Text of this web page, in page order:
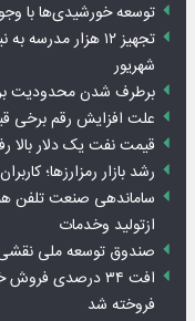
توسعه خورشیدی‌ها با
شهریور
برطرف شدن محدودیت‌
علت افزایش رقم برخی
قیمت نفت یک دلار بالا
رشد بازار رمزارزها؛
ساماندهی صنعت تلفن
ازتولید وخدمات
صندوق توسعه ملی نقشی
فروخته شد